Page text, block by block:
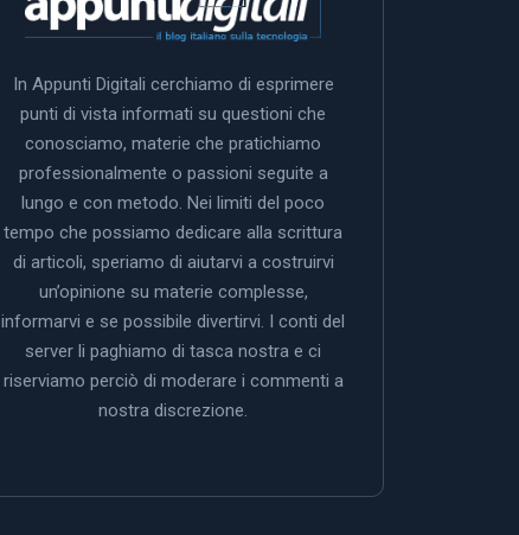
In Appunti Digitali cerchiamo di esprimere
punti di vista informati su questioni che
conosciamo, materie che pratichiamo
professionalmente o passioni seguite a
lungo e con metodo. Nei limiti del poco
tempo che possiamo dedicare alla scrittura
di articoli, speriamo di aiutarvi a costruirvi
un’opinione su materie complesse,
informarvi e se possibile divertirvi. I conti del
server li paghiamo di tasca nostra e ci
riserviamo perciò di moderare i commenti a
nostra discrezione.